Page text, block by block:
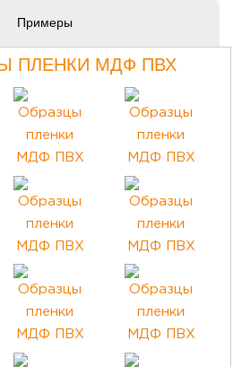
Примеры
ПЛЕНКИ МДФ ПВХ